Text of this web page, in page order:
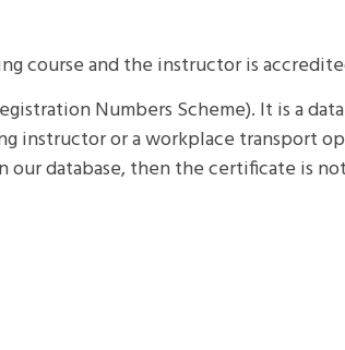
course and the instructor is
Numbers Scheme). It is a
or a workplace transport
database, then the certificate is